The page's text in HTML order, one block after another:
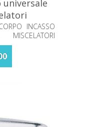
universale
Grohe
INCASSO